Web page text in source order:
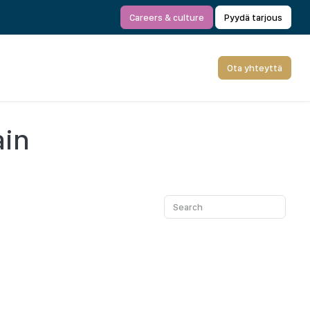
Careers & culture Pyydä tarjous
Ota yhteyttä